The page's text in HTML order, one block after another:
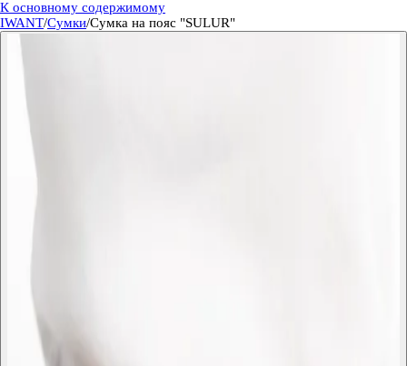
К основному содержимому
IWANT/Сумки/Сумка на пояс "SULUR"